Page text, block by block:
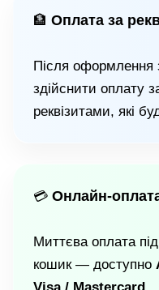
🏦 Оплата за
Після оформлення
здійснити оплату
реквізитами, які
💳 Онлайн-
Миттєва оплата
кошик — доступно